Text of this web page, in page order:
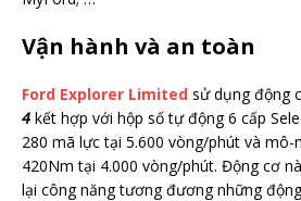
Vận hành và an toàn
Ford Explorer Limited sử dụng động
4 kết hợp với hộp số tự động 6 cấp
280 mã lực tại 5.600 vòng/phút và mô-
420Nm tại 4.000 vòng/phút. Động cơ
lại công năng tương đương những